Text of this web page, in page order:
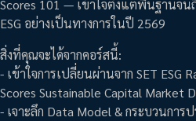
Scores 101 — เข้าใจตั้งแต่พื้นฐานจน
ESG อย่างเป็นทางการในปี 2569
สิ่งที่คุณจะได้จากคอร์สนี้:
- เข้าใจการเปลี่ยนผ่านจาก SET ESG
Scores Sustainable Capital Market
- เจาะลึก Data Model & กระบวนการ